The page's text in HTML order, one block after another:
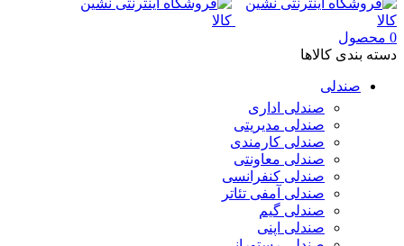
0 محصول
دسته بندی کالاها
صندلی
صندلی اداری
صندلی مدیریتی
صندلی کارمندی
صندلی معاونتی
صندلی کنفرانسی
صندلی آمفی تئاتر
صندلی گیم
صندلی اپنی